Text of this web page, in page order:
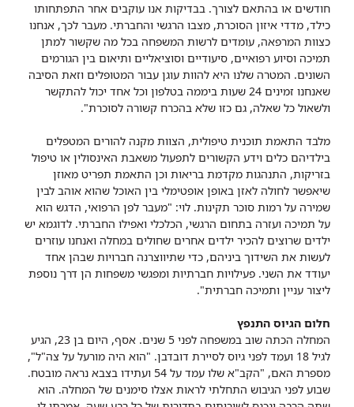
חודשים או בהתאם לצורך. בבדיקות אנו עוקבים אחר התפתחותו
כילד, מדדי איזון הסוכרת, מצבו הרגשי והחברתי. מעבר לכך, אנחנו
כצוות המרפאה, עומדים לרשות המשפחה בכל מה שקשור למתן
תמיכה וסיוע רפואיים, סיעודיים וסוציאליים ותיאום בין הגורמים
השונים. המטרה שלנו היא להוות עוגן עבור המטופלים וזאת הסיבה
שאנחנו זמינים 24 שעות ביממה בטלפון וכל אחד יכול להתקשר
ולשאול כל שאלה, גם כזו שלא בהכרח קשורה לסוכרת".
מלבד התאמת תוכנית טיפולית, הצוות מקנה להורים המטפלים
בילדיהם כלים וידע הקשורים לתפעול משאבת האינסולין או טיפול
בזריקות, התנהגות מקדמת בריאות וכן התאמת תפריט מאוזן
שיאפשר לחולה לאזן באופן אופטימלי בין האוכל שהוא אוהב לבין
שמירה על רמות סוכר תקינות. לוי: "מעבר לפן הרפואי, הדגש הוא
על תמיכה ועזרה בתחום הרגשי, הכלכלי ואפילו החברתי. לדוגמא יש
ילדים שרוצים להכיר ילדים אחרים שחולים במחלה ואנחנו עוזרים
לעשות את השידוך ביניהם, כדי שתיווצרנה חברויות שבהן אחד
יעודד את השני. פעילויות חברתיות ומפגשי משפחות הן דרך נוספת
ליצור עניין ותמיכה חברתית".
חלום הגיוס התנפץ
המחלה הכתה שוב במשפחה לפני 5 שנים. אסף, היום בן 23, הגיע
לגיל 18 ועמד לפני גיוס לסיירת דובדבן. "הוא היה מורעל על צה"ל",
מספרת האם, "הקב"א שלו עמד על 54 ועתידו בצבא נראה מובטח.
שבוע לפני הגיבוש התחלתי לראות אצלו סימנים של המחלה. הוא